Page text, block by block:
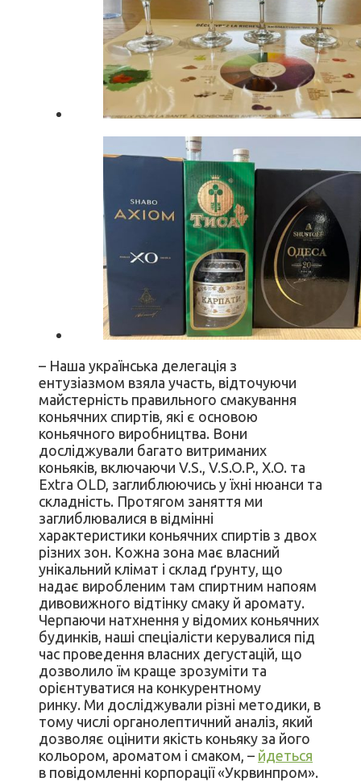
– Наша українська делегація з
ентузіазмом взяла участь, відточуючи
майстерність правильного смакування
коньячних спиртів, які є основою
коньячного виробництва. Вони
досліджували багато витриманих
коньяків, включаючи V.S., V.S.O.P., X.O. та
Extra OLD, заглиблюючись у їхні нюанси та
складність. Протягом заняття ми
заглиблювалися в відмінні
характеристики коньячних спиртів з двох
різних зон. Кожна зона має власний
унікальний клімат і склад ґрунту, що
надає виробленим там спиртним напоям
дивовижного відтінку смаку й аромату.
Черпаючи натхнення у відомих коньячних
будинків, наші спеціалісти керувалися під
час проведення власних дегустацій, що
дозволило їм краще зрозуміти та
орієнтуватися на конкурентному
ринку. Ми досліджували різні методики, в
тому числі органолептичний аналіз, який
дозволяє оцінити якість коньяку за його
кольором, ароматом і смаком, – йдеться
в повідомленні корпорації «Укрвинпром».